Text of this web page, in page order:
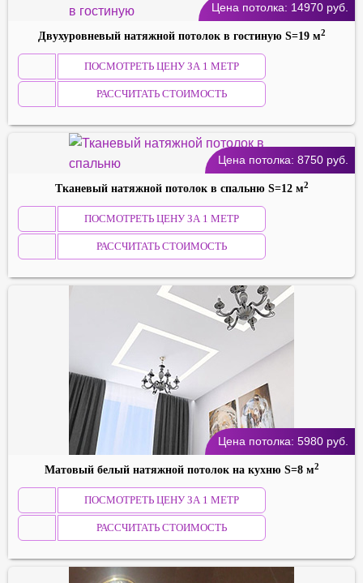
Цена потолка: 14970 руб.
Двухуровневый натяжной потолок в гостиную S=19 м2
ПОСМОТРЕТЬ ЦЕНУ ЗА 1 МЕТР
РАССЧИТАТЬ СТОИМОСТЬ
Цена потолка: 8750 руб.
Тканевый натяжной потолок в спальню S=12 м2
ПОСМОТРЕТЬ ЦЕНУ ЗА 1 МЕТР
РАССЧИТАТЬ СТОИМОСТЬ
Цена потолка: 5980 руб.
Матовый белый натяжной потолок на кухню S=8 м2
ПОСМОТРЕТЬ ЦЕНУ ЗА 1 МЕТР
РАССЧИТАТЬ СТОИМОСТЬ